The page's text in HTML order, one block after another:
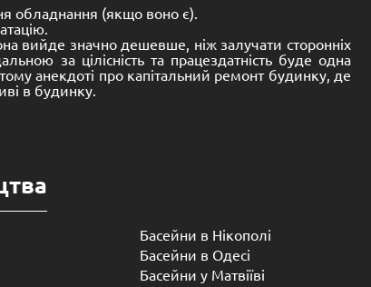
виставляємо свої товари на торгові майданчики
або маніпуляторами, але точно не вручну
басейнів компанії